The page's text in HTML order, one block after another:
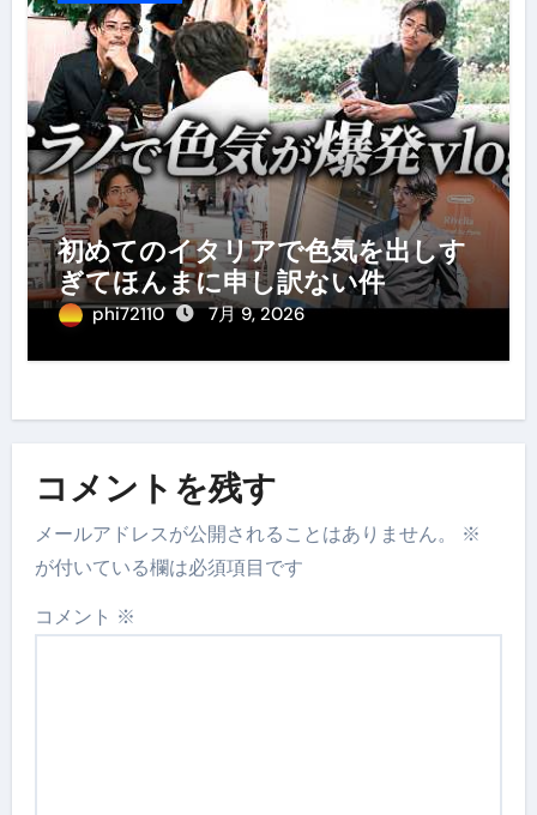
初めてのイタリアで色気を出しす
ぎてほんまに申し訳ない件
phi72110 7月 9, 2026
コメントを残す
メールアドレスが公開されることはありません。
※
が付いている欄は必須項目です
コメント ※